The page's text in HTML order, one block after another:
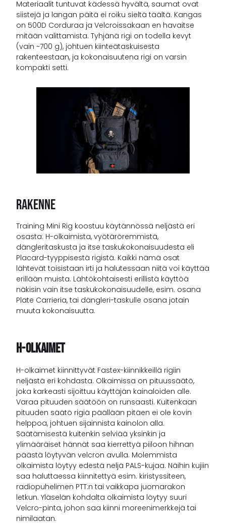
Materiaalit tuntuvat kädessä hyvältä, saumat ovat
siistejä ja langan päitä ei roiku sieltä täältä. Kangas
on 500D Corduraa ja Velcroissakaan en havaitse
mitään valittamista. Tyhjänä rigi on todella kevyt
(vain ~700 g), johtuen kiinteätaskuisesta
rakenteestaan, ja kokonaisuutena rigi on varsin
kompakti setti.
Rakenne
Training Mini Rig koostuu käytännössä neljästä eri
osasta: H-olkaimista, vyötäröremmistä,
dängleritaskusta ja itse taskukokonaisuudesta eli
Placard-tyyppisestä rigistä. Kaikki nämä osat
lähtevät toisistaan irti ja halutessaan niitä voi käyttää
erillään muista. Lähtökohtaisesti erillistä käyttöä
näkisin vain itse taskukokonaisuudelle, esim. osana
Plate Carrieria, tai dängleri-taskulle osana jotain
muuta kokonaisuutta.
H-Olkaimet
H-olkaimet kiinnittyvät Fastex-kiinnikkeillä rigiin
neljästä eri kohdasta. Olkaimissa on pituussäätö,
joka karkeasti sijoittuu käyttäjän kainaloiden alle.
Varaa pituuden säätöön on runsaasti. Kuitenkaan
pituuden säätö rigiä päällään pitäen ei ole kovin
helppoa, johtuen sijainnista kainolon alla.
Säätämisestä kuitenkin selviää yksinkin ja
ylimääräiset hännät saa kierrettyä piiloon hihnan
päästä löytyvän velcron avulla. Molemmista
olkaimista löytyy edestä neljä PALS-kujaa. Näihin kujiin
saa haluttaessa kiinnitettyä esim. kiristyssiteen,
radiopuhelimen PTT:n tai vaikkapa juomarakon
letkun. Yläselän kohdalta olkaimista löytyy suuri
Velcro-pinta, johon saa kiinni moreenimerkkejä tai
nimilaatan.